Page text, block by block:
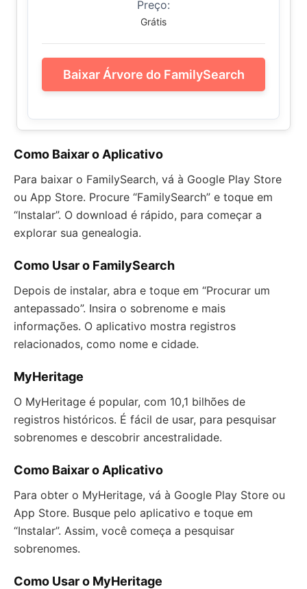
Preço:
Grátis
Baixar Árvore do FamilySearch
Como Baixar o Aplicativo
Para baixar o FamilySearch, vá à Google Play Store
ou App Store. Procure “FamilySearch” e toque em
“Instalar”. O download é rápido, para começar a
explorar sua genealogia.
Como Usar o FamilySearch
Depois de instalar, abra e toque em “Procurar um
antepassado”. Insira o sobrenome e mais
informações. O aplicativo mostra registros
relacionados, como nome e cidade.
MyHeritage
O MyHeritage é popular, com 10,1 bilhões de
registros históricos. É fácil de usar, para pesquisar
sobrenomes e descobrir ancestralidade.
Como Baixar o Aplicativo
Para obter o MyHeritage, vá à Google Play Store ou
App Store. Busque pelo aplicativo e toque em
“Instalar”. Assim, você começa a pesquisar
sobrenomes.
Como Usar o MyHeritage